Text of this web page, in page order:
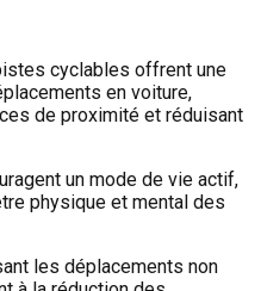
cyclables offrent une
en voiture,
de proximité et réduisant
un mode de vie actif,
physique et mental des
les déplacements non